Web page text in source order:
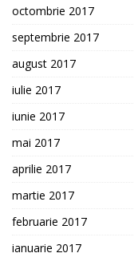
octombrie 2017
septembrie 2017
august 2017
iulie 2017
iunie 2017
mai 2017
aprilie 2017
martie 2017
februarie 2017
ianuarie 2017